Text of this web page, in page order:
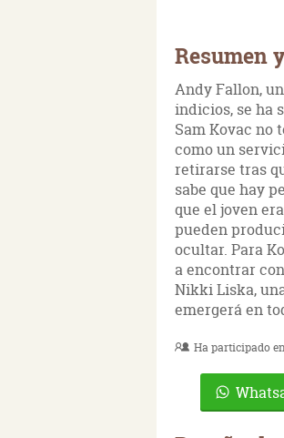
Resumen
Andy Fallon,
indicios, se ha
Sam Kovac no
como un
retirarse tras
sabe que hay
que el joven
pueden
ocultar. Para
a encontrar
Nikki Liska,
emergerá en
Ha participado